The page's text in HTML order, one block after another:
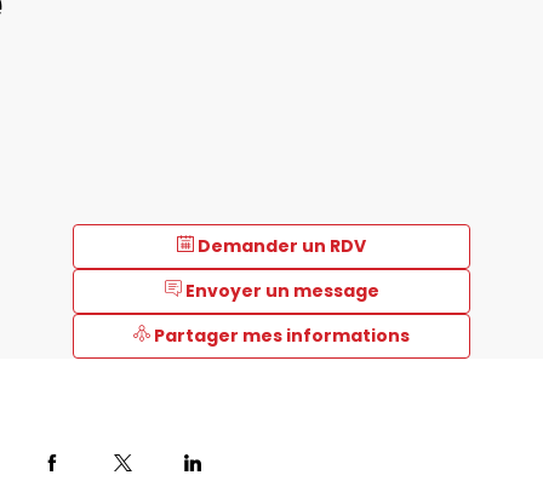
Demander un RDV
Envoyer un message
Partager mes informations
spécialiste